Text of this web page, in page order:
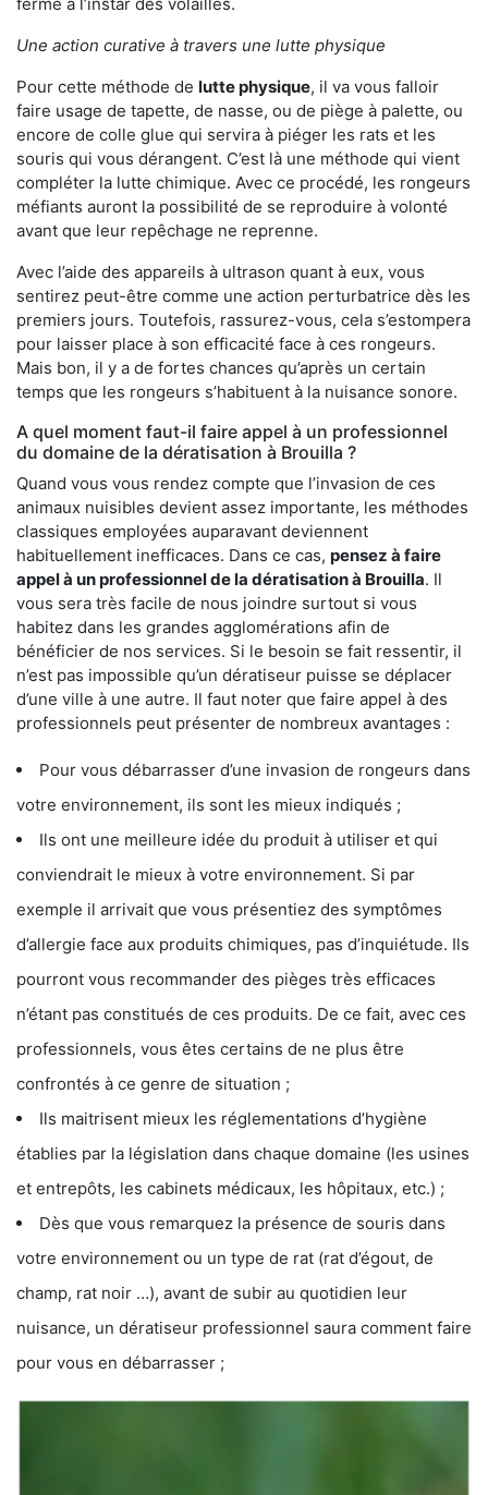
Une action curative à travers une lutte physique
Pour cette méthode de lutte physique, il va vous falloir
faire usage de tapette, de nasse, ou de piège à palette, ou
encore de colle glue qui servira à piéger les rats et les
souris qui vous dérangent. C’est là une méthode qui vient
compléter la lutte chimique. Avec ce procédé, les rongeurs
méfiants auront la possibilité de se reproduire à volonté
avant que leur repêchage ne reprenne.
Avec l’aide des appareils à ultrason quant à eux, vous
sentirez peut-être comme une action perturbatrice dès les
premiers jours. Toutefois, rassurez-vous, cela s’estompera
pour laisser place à son efficacité face à ces rongeurs.
Mais bon, il y a de fortes chances qu’après un certain
temps que les rongeurs s’habituent à la nuisance sonore.
A quel moment faut-il faire appel à un professionnel
du domaine de la dératisation à Brouilla ?
Quand vous vous rendez compte que l’invasion de ces
animaux nuisibles devient assez importante, les méthodes
classiques employées auparavant deviennent
habituellement inefficaces. Dans ce cas, pensez à faire
appel à un professionnel de la dératisation à Brouilla. Il
vous sera très facile de nous joindre surtout si vous
habitez dans les grandes agglomérations afin de
bénéficier de nos services. Si le besoin se fait ressentir, il
n’est pas impossible qu’un dératiseur puisse se déplacer
d’une ville à une autre. Il faut noter que faire appel à des
professionnels peut présenter de nombreux avantages :
Pour vous débarrasser d’une invasion de rongeurs dans
votre environnement, ils sont les mieux indiqués ;
Ils ont une meilleure idée du produit à utiliser et qui
conviendrait le mieux à votre environnement. Si par
exemple il arrivait que vous présentiez des symptômes
d’allergie face aux produits chimiques, pas d’inquiétude. Ils
pourront vous recommander des pièges très efficaces
n’étant pas constitués de ces produits. De ce fait, avec ces
professionnels, vous êtes certains de ne plus être
confrontés à ce genre de situation ;
Ils maitrisent mieux les réglementations d’hygiène
établies par la législation dans chaque domaine (les usines
et entrepôts, les cabinets médicaux, les hôpitaux, etc.) ;
Dès que vous remarquez la présence de souris dans
votre environnement ou un type de rat (rat d’égout, de
champ, rat noir …), avant de subir au quotidien leur
nuisance, un dératiseur professionnel saura comment faire
pour vous en débarrasser ;